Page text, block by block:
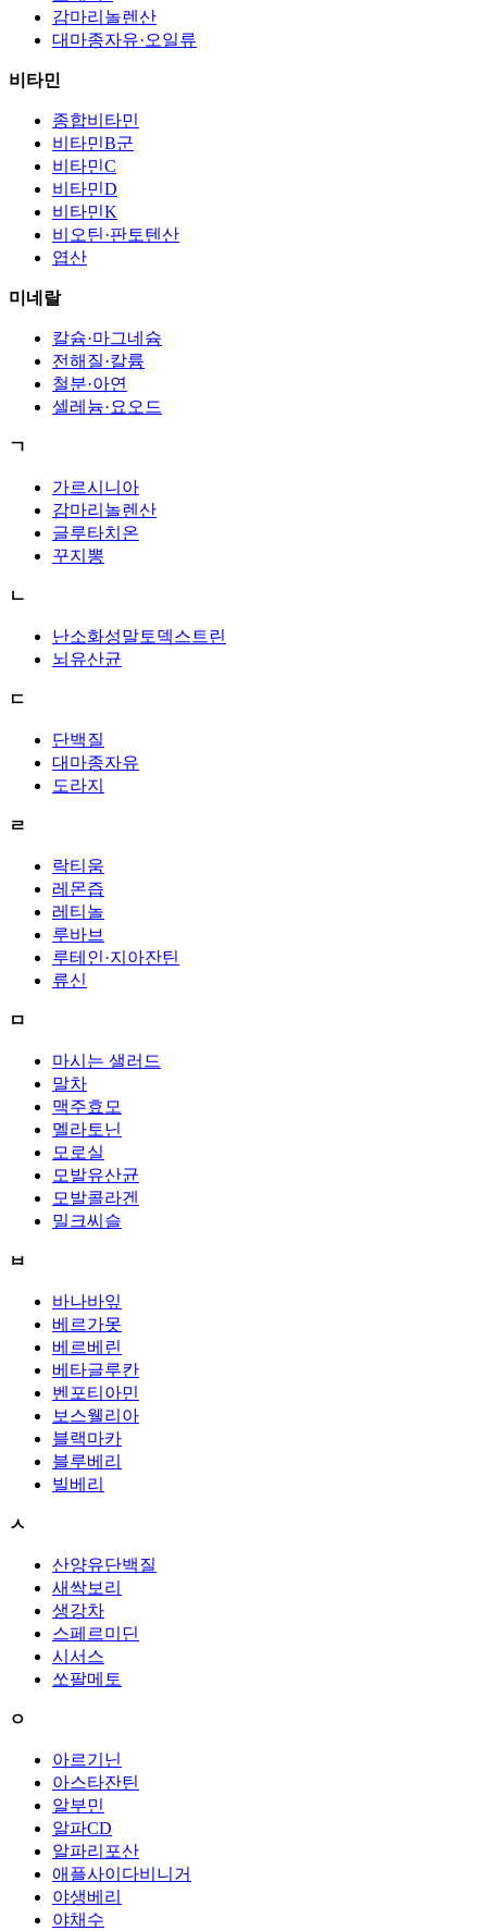
감마리놀렌산
대마종자유·오일류
비타민
종합비타민
비타민B군
비타민C
비타민D
비타민K
비오틴·판토텐산
엽산
미네랄
칼슘·마그네슘
전해질·칼륨
철분·아연
셀레늄·요오드
ㄱ
가르시니아
감마리놀렌산
글루타치온
꾸지뽕
ㄴ
난소화성말토덱스트린
뇌유산균
ㄷ
단백질
대마종자유
도라지
ㄹ
락티움
레몬즙
레티놀
루바브
루테인·지아잔틴
류신
ㅁ
마시는 샐러드
말차
맥주효모
멜라토닌
모로실
모발유산균
모발콜라겐
밀크씨슬
ㅂ
바나바잎
베르가못
베르베린
베타글루칸
벤포티아민
보스웰리아
블랙마카
블루베리
빌베리
ㅅ
산양유단백질
새싹보리
생강차
스페르미딘
시서스
쏘팔메토
ㅇ
아르기닌
아스타잔틴
알부민
알파CD
알파리포산
애플사이다비니거
야생베리
야채수